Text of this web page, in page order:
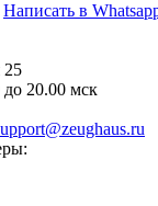
Написать в
25
до 20.00 мск